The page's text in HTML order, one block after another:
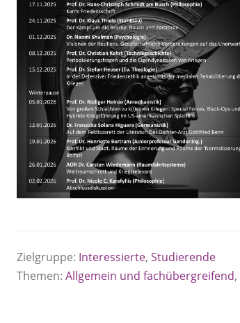
Zielgruppe: Interessierte, Studierende
Themen: Allgemein und fachübergreifend,